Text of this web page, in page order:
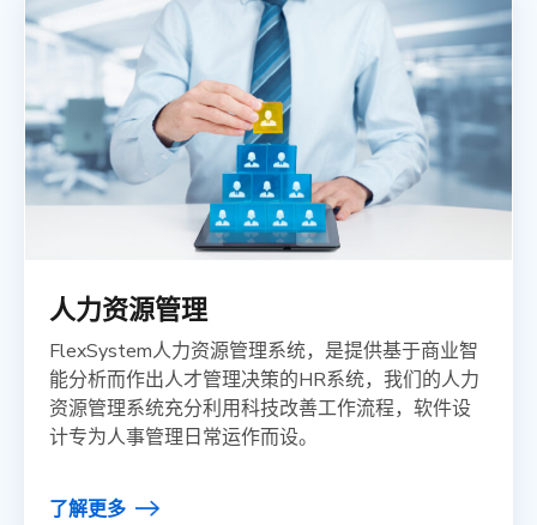
人力资源管理
FlexSystem人力资源管理系统，是提供基于商业智
能分析而作出人才管理决策的HR系统，我们的人力
资源管理系统充分利用科技改善工作流程，软件设
计专为人事管理日常运作而设。
了解更多